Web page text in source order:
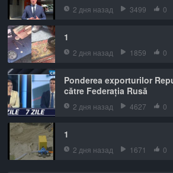
2 дня назад 3499 0
1
2 дня назад 1859 0
Ponderea exporturilor
către Federația Rusă
2 дня назад 4627 0
1
2 дня назад 1671 0